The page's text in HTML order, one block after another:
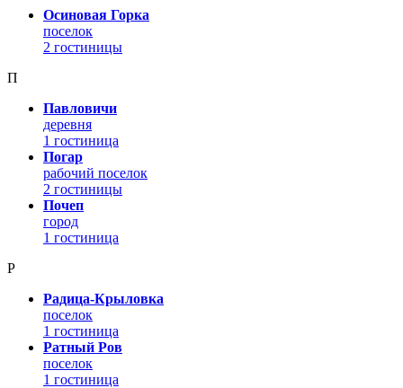
Осиновая Горка
поселок
2 гостиницы
П
Павловичи
деревня
1 гостиница
Погар
рабочий поселок
2 гостиницы
Почеп
город
1 гостиница
Р
Радица-Крыловка
поселок
1 гостиница
Ратный Ров
поселок
1 гостиница